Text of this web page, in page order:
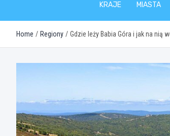
KRAJE MIASTA
Home Regiony Gdzie leży Babia Góra i jak na nią